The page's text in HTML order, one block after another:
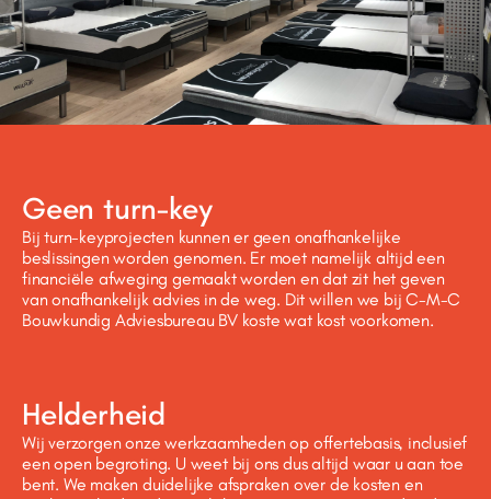
Geen turn-key
Bij turn-keyprojecten kunnen er geen onafhankelijke
beslissingen worden genomen. Er moet namelijk altijd een
financiële afweging gemaakt worden en dat zit het geven
van onafhankelijk advies in de weg. Dit willen we bij C-M-C
Bouwkundig Adviesbureau BV koste wat kost voorkomen.
Helderheid
Wij verzorgen onze werkzaamheden op offertebasis, inclusief
een open begroting. U weet bij ons dus altijd waar u aan toe
bent. We maken duidelijke afspraken over de kosten en